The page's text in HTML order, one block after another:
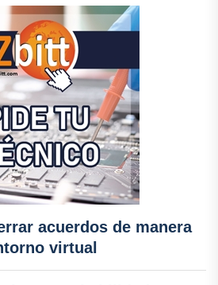
acuerdos de manera
virtual